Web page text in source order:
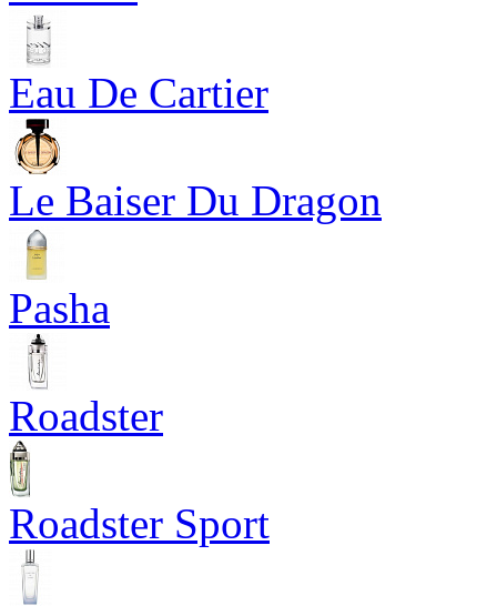
Eau De Cartier
Le Baiser Du Dragon
Pasha
Roadster
Roadster Sport